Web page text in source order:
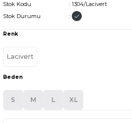
Stok Kodu
1304/Lacivert
Stok Durumu
Renk
Lacivert
Beden
S M L XL